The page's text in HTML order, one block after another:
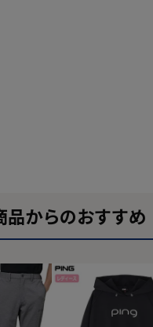
品からのおすすめ